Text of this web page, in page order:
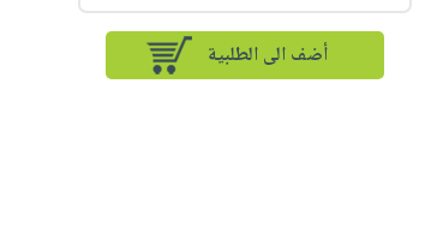
أضف الى الطلبية